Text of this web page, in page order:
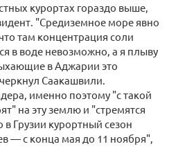
курортах гораздо выше,
"Средиземное море явно
там концентрация соли
в воде невозможно, а я плыву
в Аджарии это
Саакашвили.
именно поэтому "с такой
на эту землю и "стремятся
Грузии курортный сезон
— с конца мая до 11 ноября",